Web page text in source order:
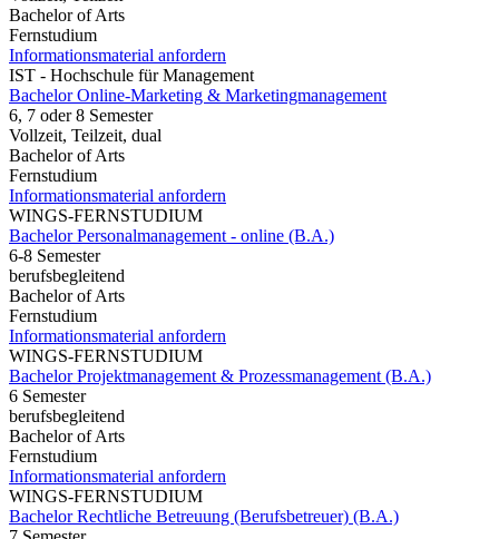
Bachelor of Arts
Fernstudium
Informationsmaterial anfordern
IST - Hochschule für Management
Bachelor Online-Marketing & Marketingmanagement
6, 7 oder 8 Semester
Vollzeit, Teilzeit, dual
Bachelor of Arts
Fernstudium
Informationsmaterial anfordern
WINGS-FERNSTUDIUM
Bachelor Personalmanagement - online (B.A.)
6-8 Semester
berufsbegleitend
Bachelor of Arts
Fernstudium
Informationsmaterial anfordern
WINGS-FERNSTUDIUM
Bachelor Projektmanagement & Prozessmanagement (B.A.)
6 Semester
berufsbegleitend
Bachelor of Arts
Fernstudium
Informationsmaterial anfordern
WINGS-FERNSTUDIUM
Bachelor Rechtliche Betreuung (Berufsbetreuer) (B.A.)